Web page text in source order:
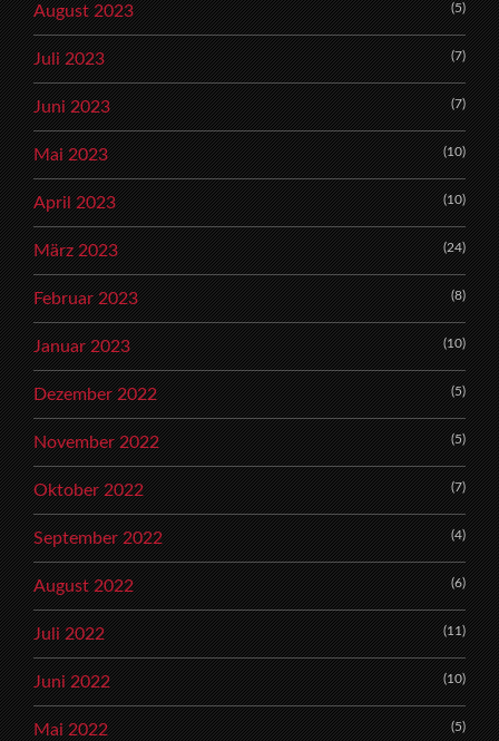
August 2023 (5)
Juli 2023 (7)
Juni 2023 (7)
Mai 2023 (10)
April 2023 (10)
März 2023 (24)
Februar 2023 (8)
Januar 2023 (10)
Dezember 2022 (5)
November 2022 (5)
Oktober 2022 (7)
September 2022 (4)
August 2022 (6)
Juli 2022 (11)
Juni 2022 (10)
Mai 2022 (5)